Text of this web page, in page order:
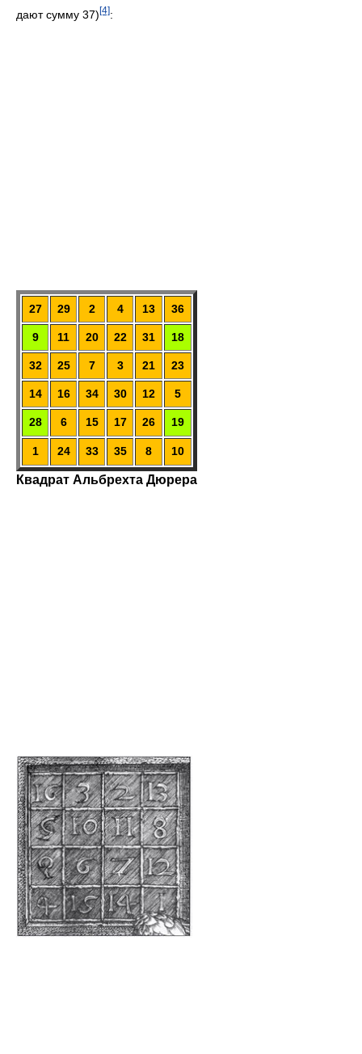
дают сумму 37)[4]:
27 29 2 4 13 36
9 11 20 22 31 18
32 25 7 3 21 23
14 16 34 30 12 5
28 6 15 17 26 19
1 24 33 35 8 10
Квадрат Альбрехта Дюрера